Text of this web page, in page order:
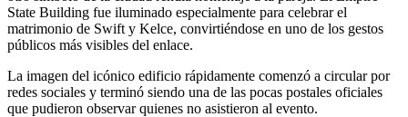
State Building fue iluminado especialmente para celebrar el
matrimonio de Swift y Kelce, convirtiéndose en uno de los gestos
públicos más visibles del enlace.
La imagen del icónico edificio rápidamente comenzó a circular por
redes sociales y terminó siendo una de las pocas postales oficiales
que pudieron observar quienes no asistieron al evento.